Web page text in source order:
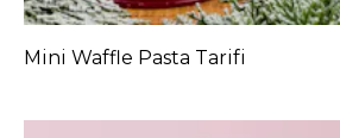
Mini Waffle Pasta Tarifi